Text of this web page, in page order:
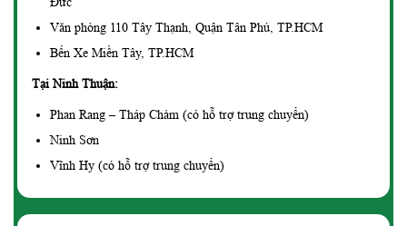
Văn phòng 110 Tây Thạnh, Quận Tân Phú, TP.HCM
Bến Xe Miền Tây, TP.HCM
Tại Ninh Thuận:
Phan Rang – Tháp Chàm (có hỗ trợ trung chuyển)
Ninh Sơn
Vĩnh Hy (có hỗ trợ trung chuyển)